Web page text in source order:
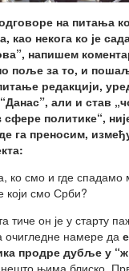
на питања
као некога ко је
напишем
поље за то, и
редакцији,
али и став
сфере политике“,
га преносим,
ко смо и где спадамо
који смо Срби?
тиче он је у старту
очигледне намере да
продре дубље у
њима блиско.